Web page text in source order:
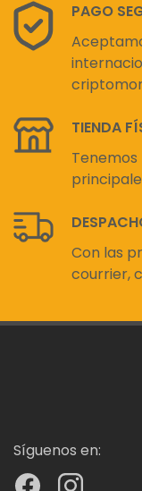
PAGO
TIENDA
Con las
courrier,
Síguenos en: